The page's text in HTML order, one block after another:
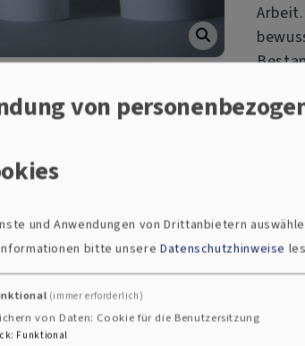
von
der Natur, wie sie bei
sind. Bei allen Gefäßen
ein im oberen Rand
Während die innere
die gleichsam
das natürlich
von
und Anwendungen von Drittanbietern
bitte unsere Datenschutzhinweise
(immer erforderlich)
von Daten: Cookie für die Benutzersitzung
: Funktional